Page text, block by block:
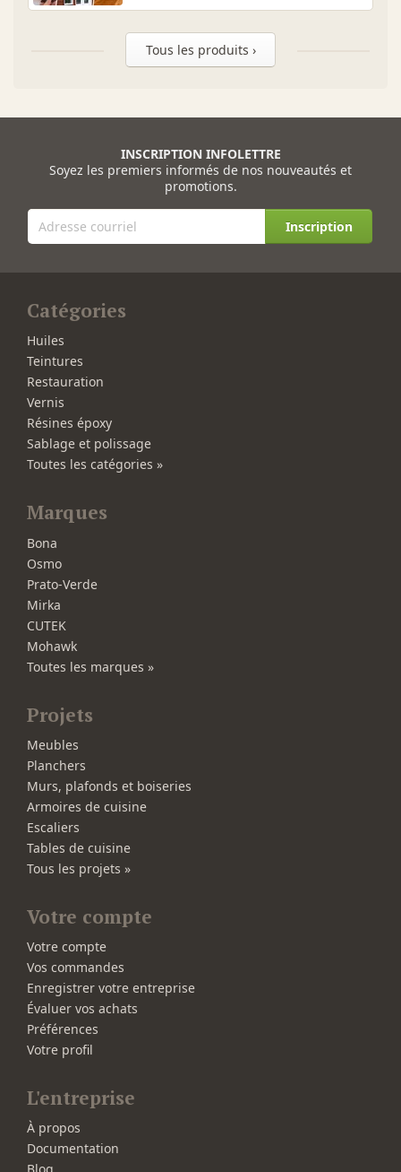
Tous les produits ›
INSCRIPTION INFOLETTRE
Soyez les premiers informés de nos nouveautés et
promotions.
Inscription
Catégories
Huiles
Teintures
Restauration
Vernis
Résines époxy
Sablage et polissage
Toutes les catégories »
Marques
Bona
Osmo
Prato-Verde
Mirka
CUTEK
Mohawk
Toutes les marques »
Projets
Meubles
Planchers
Murs, plafonds et boiseries
Armoires de cuisine
Escaliers
Tables de cuisine
Tous les projets »
Votre compte
Votre compte
Vos commandes
Enregistrer votre entreprise
Évaluer vos achats
Préférences
Votre profil
L'entreprise
À propos
Documentation